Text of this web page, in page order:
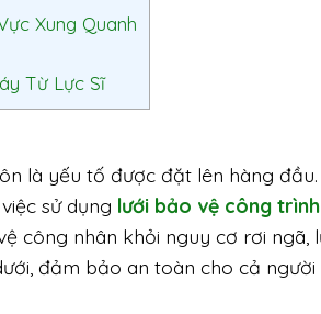
Xung Quanh
Từ Lực Sĩ
là yếu tố được đặt lên hàng
sử dụng lưới bảo vệ công
công nhân khỏi nguy cơ rơi ngã,
đảm bảo an toàn cho cả người